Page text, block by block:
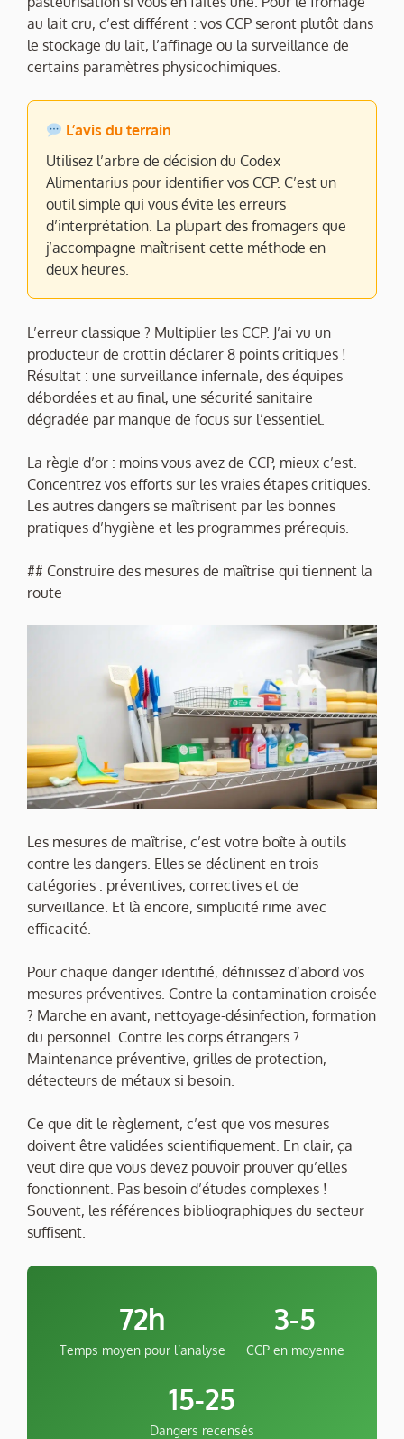
au lait cru, c’est différent : vos CCP seront plutôt dans
le stockage du lait, l’affinage ou la surveillance de
certains paramètres physicochimiques.
L’avis du terrain
Utilisez l’arbre de décision du Codex
Alimentarius pour identifier vos CCP. C’est un
outil simple qui vous évite les erreurs
d’interprétation. La plupart des fromagers que
j’accompagne maîtrisent cette méthode en
deux heures.
L’erreur classique ? Multiplier les CCP. J’ai vu un
producteur de crottin déclarer 8 points critiques !
Résultat : une surveillance infernale, des équipes
débordées et au final, une sécurité sanitaire
dégradée par manque de focus sur l’essentiel.
La règle d’or : moins vous avez de CCP, mieux c’est.
Concentrez vos efforts sur les vraies étapes critiques.
Les autres dangers se maîtrisent par les bonnes
pratiques d’hygiène et les programmes prérequis.
## Construire des mesures de maîtrise qui tiennent la
route
Les mesures de maîtrise, c’est votre boîte à outils
contre les dangers. Elles se déclinent en trois
catégories : préventives, correctives et de
surveillance. Et là encore, simplicité rime avec
efficacité.
Pour chaque danger identifié, définissez d’abord vos
mesures préventives. Contre la contamination croisée
? Marche en avant, nettoyage-désinfection, formation
du personnel. Contre les corps étrangers ?
Maintenance préventive, grilles de protection,
détecteurs de métaux si besoin.
Ce que dit le règlement, c’est que vos mesures
doivent être validées scientifiquement. En clair, ça
veut dire que vous devez pouvoir prouver qu’elles
fonctionnent. Pas besoin d’études complexes !
Souvent, les références bibliographiques du secteur
suffisent.
72h
Temps moyen pour l’analyse
3-5
CCP en moyenne
15-25
Dangers recensés